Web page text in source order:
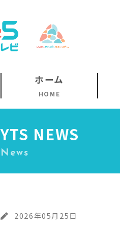
ホーム
HOME
YTS NEWS
News
2026年05月25日